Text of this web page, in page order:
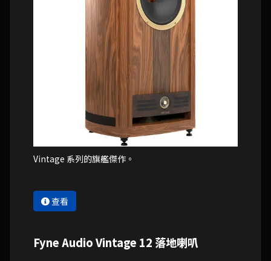
Vintage 系列的旗艦傑作。
查看
Fyne Audio Vintage 12 落地喇叭